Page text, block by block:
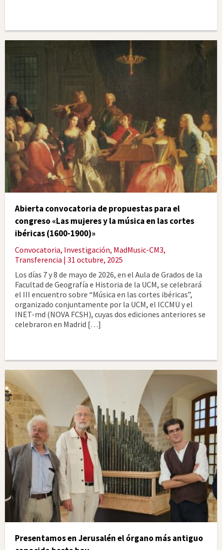
Abierta convocatoria de propuestas para el
congreso «Las mujeres y la música en las cortes
ibéricas (1600-1900)»
Convocatoria, Investigación, MadMusic-CM3,
Transferencia | 31 octubre, 2025
Los días 7 y 8 de mayo de 2026, en el Aula de Grados de la
Facultad de Geografía e Historia de la UCM, se celebrará
el III encuentro sobre “Música en las cortes ibéricas”,
organizado conjuntamente por la UCM, el ICCMU y el
INET-md (NOVA FCSH), cuyas dos ediciones anteriores se
celebraron en Madrid […]
Presentamos en Jerusalén el órgano más antiguo